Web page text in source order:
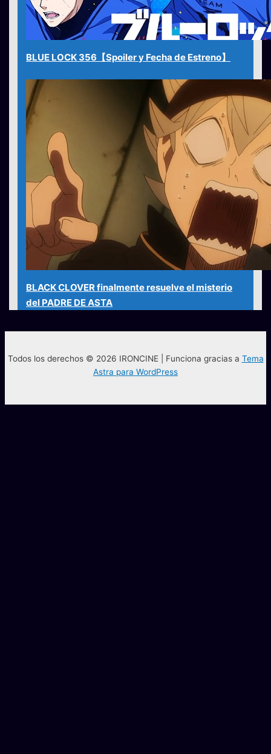
BLUE LOCK 356【Spoiler y Fecha de Estreno】
BLACK CLOVER finalmente resuelve el misterio
del PADRE DE ASTA
Todos los derechos © 2026 IRONCINE | Funciona gracias a Tema
Astra para WordPress